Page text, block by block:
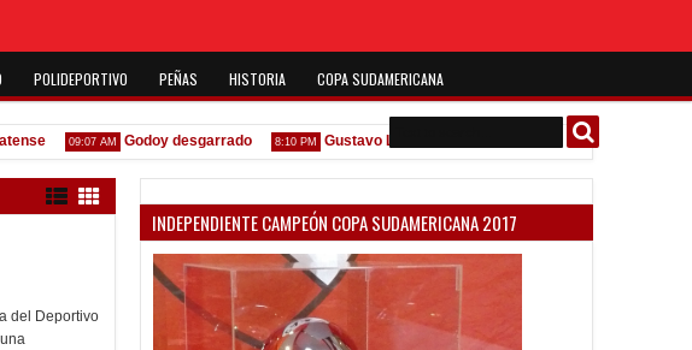
POLIDEPORTIVO PEÑAS HISTORIA COPA SUDAMERICANA
09:07 AM Godoy desgarrado 8:10 PM Gustavo López: "La diferencia entre Vélez e
del Deportivo
INDEPENDIENTE CAMPEÓN COPA SUDAMERICANA 2017